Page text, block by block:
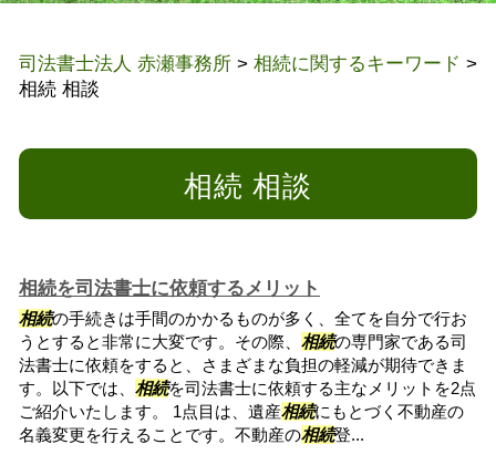
司法書士法人 赤瀬事務所 > 相続に関するキーワード >
相続 相談
相続 相談
相続を司法書士に依頼するメリット
相続の手続きは手間のかかるものが多く、全てを自分で行お
うとすると非常に大変です。その際、 相続の専門家である司
法書士に依頼をすると、さまざまな負担の軽減が期待できま
す。以下では、 相続を司法書士に依頼する主なメリットを2点
ご紹介いたします。 1点目は、遺産相続にもとづく不動産の
名義変更を行えることです。不動産の相続登...